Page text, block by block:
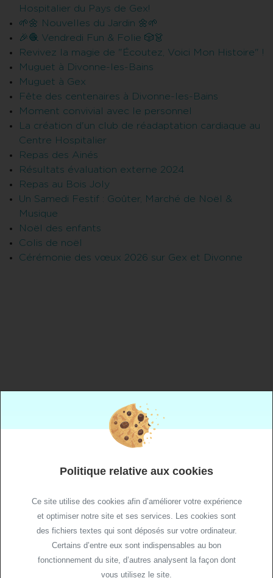
Hospitalier du Pays de Gex!
🌱🌼 Nouvelles du Jardin 🌼🌱
🎉🧶 Vendredi Fun & Folie 🎲👗
Revivez la magie de "Écoutez, Voici Mon Histoire" !
Muguet à Divonne-les-Bains
Muguet à Gex
Fête des centenaires à Divonne-les-Bains
Moment convivial avec le personnel
La création d'un club de réadaptation cardiaque au
Centre Hospitalier
Repas des Ainés
Résultats évaluation externe 2024
Repas au Bois Joly
Un Samedi Festif : Goûter, Marché de Noël &
Musique
Noël des enfants
Colis de noël
Cérémonie des vœux 2026 sur Gex et Divonne
+33 (0)4 50 40 38 38
gex.contact@ch-paysdegex.fr
Accueil
© 2021 CH Pays de Gex
Plan de site
Politique relative aux cookies
Ce site utilise des cookies afin d’améliorer votre expérience
et optimiser notre site et ses services. Les cookies sont
des fichiers textes qui sont déposés sur votre ordinateur.
Certains d’entre eux sont indispensables au bon
fonctionnement du site, d’autres analysent la façon dont
vous utilisez le site.